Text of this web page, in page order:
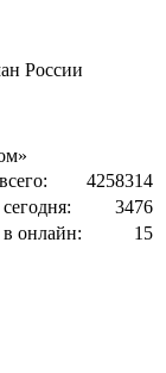
России
4258314
3476
онлайн:
15